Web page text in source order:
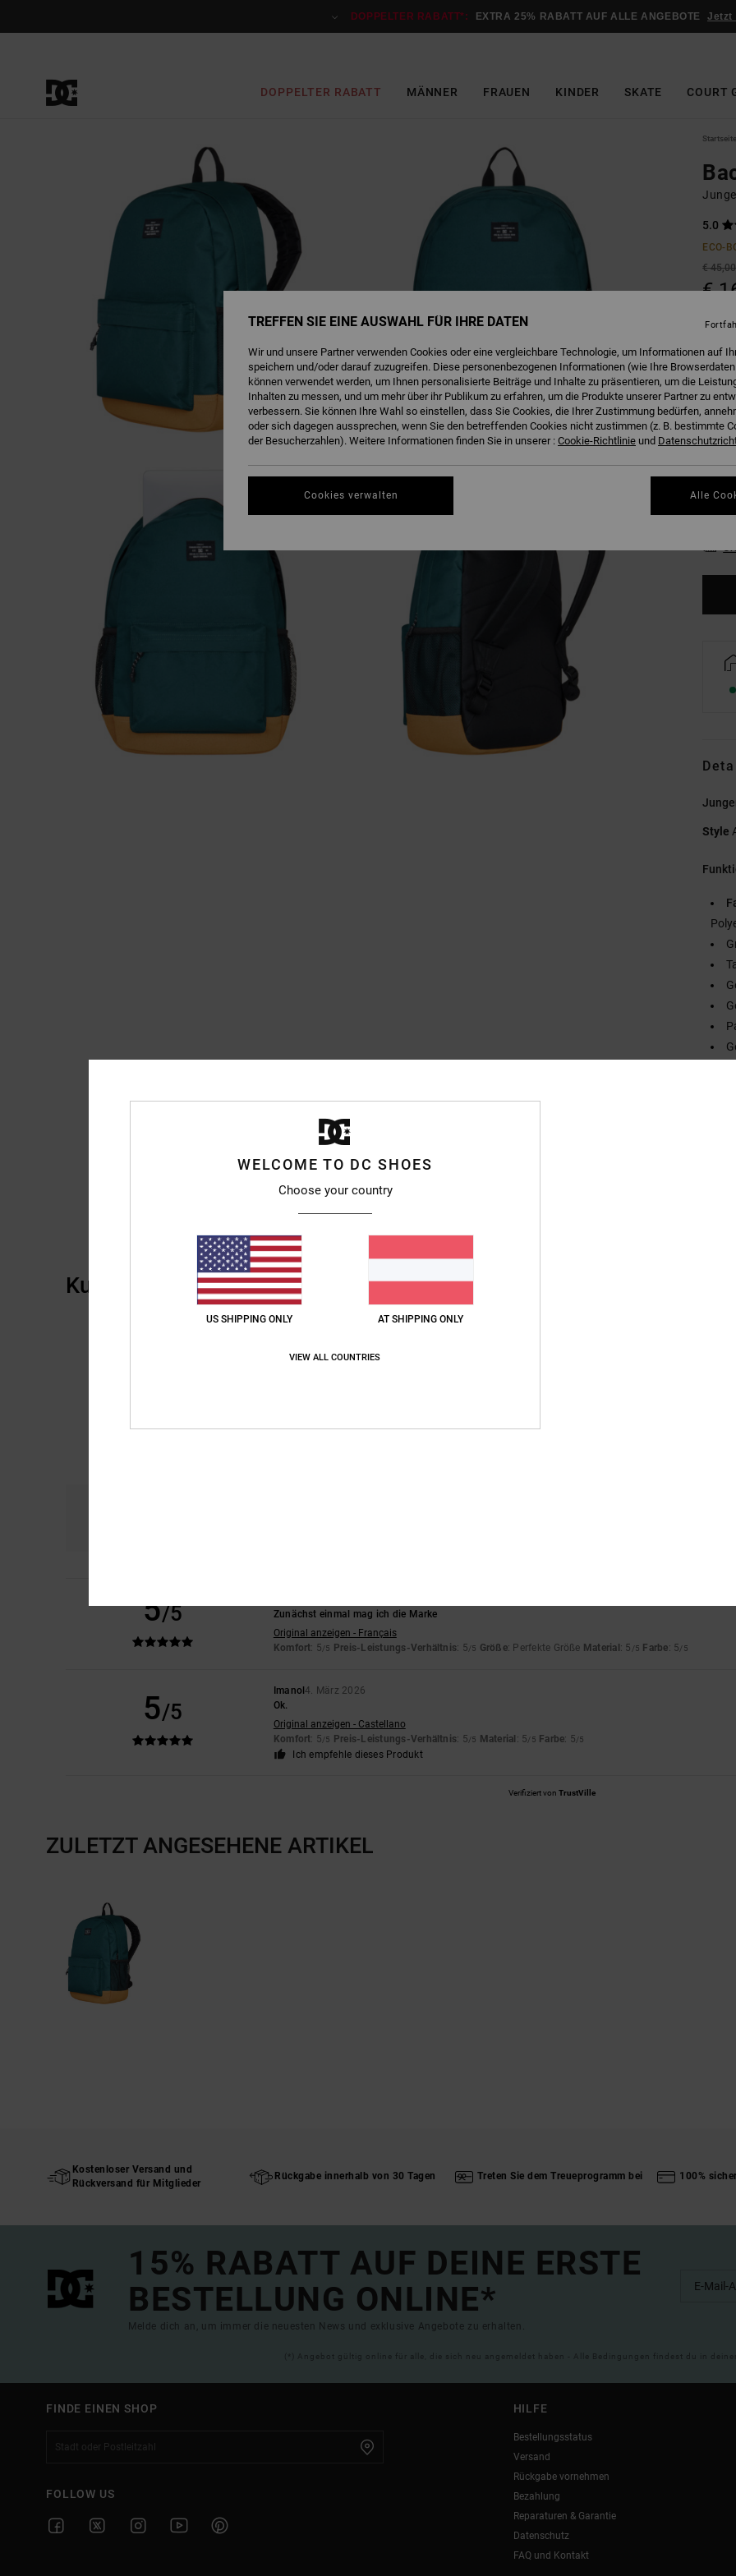
DOPPELTER RABATT*: EXTRA 25% RABATT AUF ALLE ANGEBOTE Jetzt
DOPPELTER RABATT MÄNNER FRAUEN KINDER SKATE COURT
Startseite
5.0
ECO-
€ 45,00
€
Farbe
Style
Kundenbewertungen
5/5
Zunächst einmal mag ich die Marke
Original anzeigen - Français
Komfort: 5/5 Preis-Leistungs-Verhältnis: 5/5 Größe: Perfekte Größe Material : 5 /5 Farbe: 5/5
5/5
Imanol4. März 2026
Ok.
Original anzeigen - Castellano
Komfort: 5/5 Preis-Leistungs-Verhältnis: 5/5 Material : 5/5 Farbe: 5/5
Ich empfehle dieses Produkt
Verifiziert von TrustVille
ZULETZT ANGESEHENE ARTIKEL
Kostenloser Versand und
Rückversand für Mitglieder
Rückgabe innerhalb von 30 Tagen Treten Sie dem Treueprogramm bei 100%
15% RABATT AUF DEINE ERSTE
BESTELLUNG ONLINE*
Melde dich an, um immer die neuesten News und exklusive Angebote zu erhalten.
(*) Angebot gültig online für alle, die sich neu angemeldet haben - Alle Bedingungen findest du in
FINDE EINEN SHOP
FOLLOW US
HILFE
Bestellungsstatus
Versand
Rückgabe vornehmen
Bezahlung
Reparaturen & Garantie
Datenschutz
FAQ und Kontakt
WELCOME TO DC SHOES
Choose your country
US SHIPPING ONLY AT SHIPPING ONLY
VIEW ALL COUNTRIES
TREFFEN SIE EINE AUSWAHL FÜR IHRE DATEN
Wir und unsere Partner verwenden Cookies oder eine vergleichbare Technologie, um Informationen auf
speichern und/oder darauf zuzugreifen. Diese personenbezogenen Informationen (wie Ihre
können verwendet werden, um Ihnen personalisierte Beiträge und Inhalte zu präsentieren, um die
Inhalten zu messen, und um mehr über ihr Publikum zu erfahren, um die Produkte unserer Partner zu
verbessern. Sie können Ihre Wahl so einstellen, dass Sie Cookies, die Ihrer Zustimmung bedürfen,
oder sich dagegen aussprechen, wenn Sie den betreffenden Cookies nicht zustimmen (z. B. bestimmte
der Besucherzahlen). Weitere Informationen finden Sie in unserer : Cookie-Richtlinie und
Cookies verwalten Alle